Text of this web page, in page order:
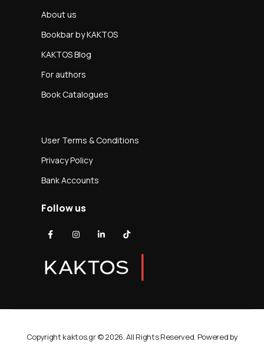
About us
Bookbar by KAKTOS
KAKTOS Blog
For authors
Book Catalogues
User Terms & Conditions
Privacy Policy
Bank Accounts
Follow us
Copyright kaktos.gr © 2026. All Rights Reserved. Powered by